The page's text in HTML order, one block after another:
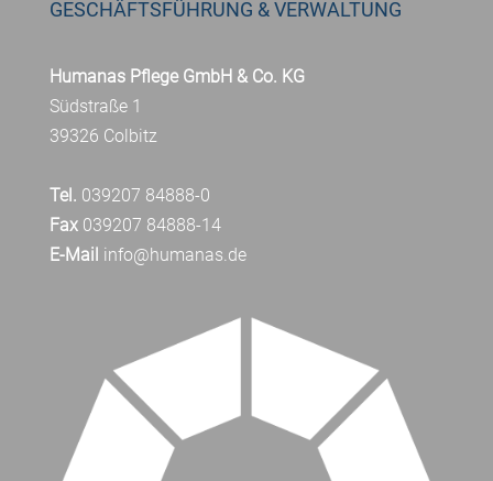
GESCHÄFTSFÜHRUNG & VERWALTUNG
Humanas Pflege GmbH & Co. KG
Südstraße 1
39326 Colbitz
Tel. 039207 84888-0
Fax039207 84888-14
E-Mail info@humanas.de